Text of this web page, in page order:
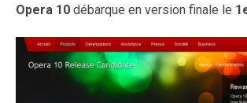
Opera 10 débarque en version finale le 1